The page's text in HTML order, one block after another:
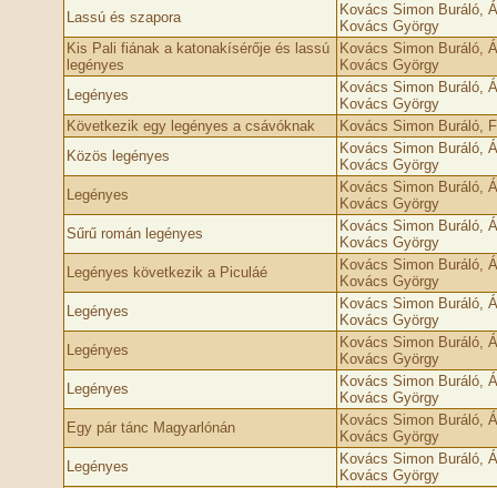
Lassú és szapora
Kovács Simon Buráló,
Kovács György
Kis Pali fiának a katonakísérője és lassú
legényes
Kovács Simon Buráló,
Kovács György
Legényes
Kovács Simon Buráló,
Kovács György
Következik egy legényes a csávóknak
Kovács Simon Buráló,
Közös legényes
Kovács Simon Buráló,
Kovács György
Legényes
Kovács Simon Buráló,
Kovács György
Sűrű román legényes
Kovács Simon Buráló,
Kovács György
Legényes következik a Piculáé
Kovács Simon Buráló,
Kovács György
Legényes
Kovács Simon Buráló,
Kovács György
Legényes
Kovács Simon Buráló,
Kovács György
Legényes
Kovács Simon Buráló,
Kovács György
Egy pár tánc Magyarlónán
Kovács Simon Buráló,
Kovács György
Legényes
Kovács Simon Buráló,
Kovács György